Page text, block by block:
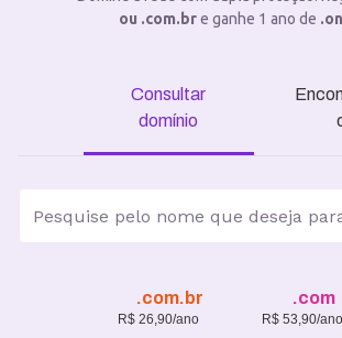
ou .com.bre ganhe 1 ano de
Consultar
domínio
.com.br
R$ 26,90/ano
.com
R$ 53,90/ano